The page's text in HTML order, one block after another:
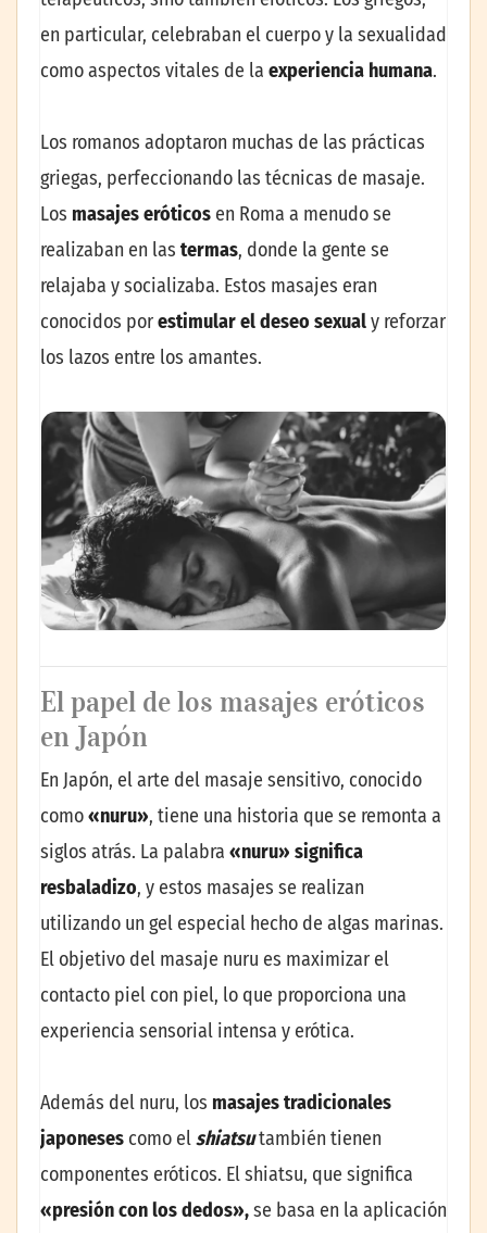
en particular, celebraban el cuerpo y la sexualidad
como aspectos vitales de la experiencia humana.
Los romanos adoptaron muchas de las prácticas
griegas, perfeccionando las técnicas de masaje.
Los masajes eróticos en Roma a menudo se
realizaban en las termas, donde la gente se
relajaba y socializaba. Estos masajes eran
conocidos porestimular el deseo sexualy reforzar
los lazos entre los amantes.
El papel de los masajes eróticos
en Japón
En Japón, el arte del masaje sensitivo, conocido
como«nuru», tiene una historia que se remonta a
siglos atrás. La palabra «nuru» significa
resbaladizo, y estos masajes se realizan
utilizando un gel especial hecho de algas marinas.
El objetivo del masaje nuru es maximizar el
contacto piel con piel, lo que proporciona una
experiencia sensorial intensa y erótica.
Además del nuru, los masajes tradicionales
japoneses como elshiatsutambién tienen
componentes eróticos. El shiatsu, que significa
«presión con los dedos»,se basa en la aplicación